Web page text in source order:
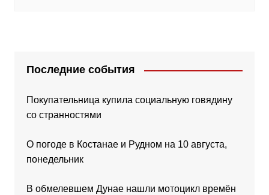
Последние события
Покупательница купила социальную говядину
со странностями
О погоде в Костанае и Рудном на 10 августа,
понедельник
В обмелевшем Дунае нашли мотоцикл времён